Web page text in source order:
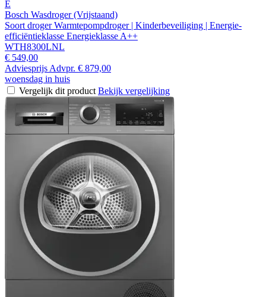
E
Bosch Wasdroger (Vrijstaand)
Soort droger Warmtepompdroger | Kinderbeveiliging | Energie-
efficiëntieklasse Energieklasse A++
WTH8300LNL
€ 549,00
Adviesprijs Advpr. € 879,00
woensdag in huis
Vergelijk dit product Bekijk vergelijking